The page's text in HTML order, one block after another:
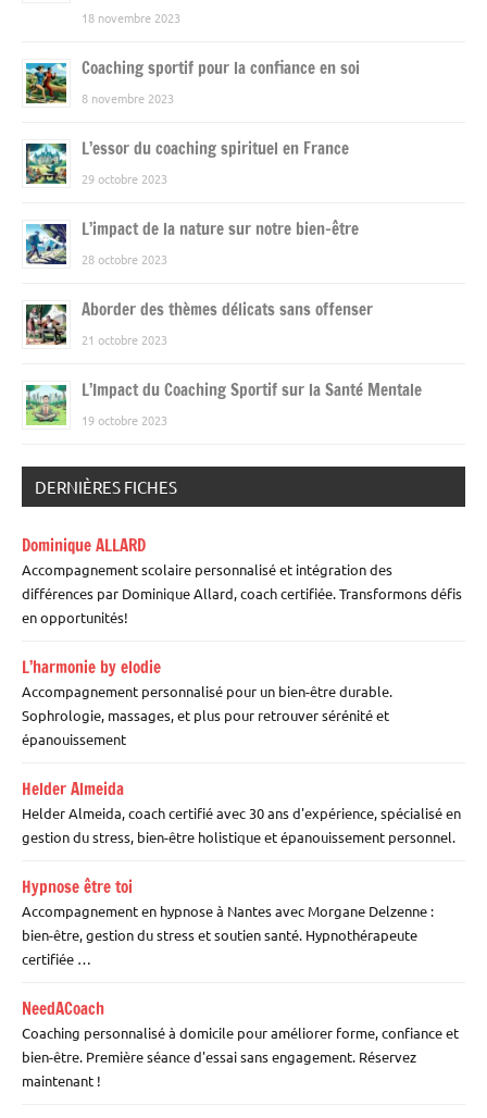
18 novembre 2023
Coaching sportif pour la confiance en soi
8 novembre 2023
L’essor du coaching spirituel en France
29 octobre 2023
L’impact de la nature sur notre bien-être
28 octobre 2023
Aborder des thèmes délicats sans offenser
21 octobre 2023
L’Impact du Coaching Sportif sur la Santé Mentale
19 octobre 2023
DERNIÈRES FICHES
Dominique ALLARD
Accompagnement scolaire personnalisé et intégration des
différences par Dominique Allard, coach certifiée. Transformons défis
en opportunités!
L’harmonie by elodie
Accompagnement personnalisé pour un bien-être durable.
Sophrologie, massages, et plus pour retrouver sérénité et
épanouissement
Helder Almeida
Helder Almeida, coach certifié avec 30 ans d'expérience, spécialisé en
gestion du stress, bien-être holistique et épanouissement personnel.
Hypnose être toi
Accompagnement en hypnose à Nantes avec Morgane Delzenne :
bien-être, gestion du stress et soutien santé. Hypnothérapeute
certifiée …
NeedACoach
Coaching personnalisé à domicile pour améliorer forme, confiance et
bien-être. Première séance d'essai sans engagement. Réservez
maintenant !